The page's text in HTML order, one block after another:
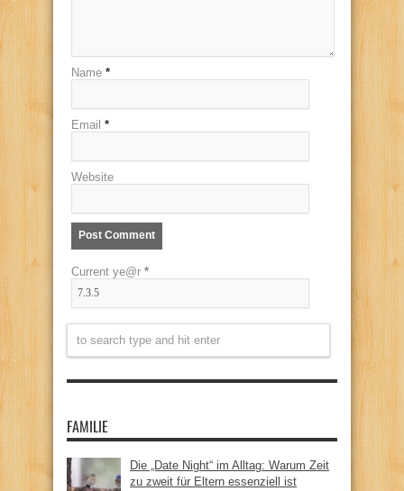
Name *
Email *
Website
Current ye@r *
FAMILIE
Die „Date Night“ im Alltag: Warum Zeit
zu zweit für Eltern essenziell ist